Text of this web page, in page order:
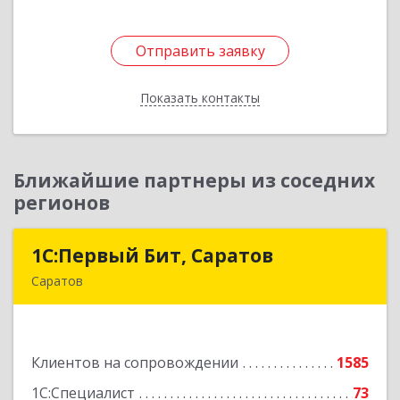
Отправить заявку
Показать контакты
Отправить заявку
Назад
Ближайшие партнеры из соседних
регионов
1С:Первый Бит, Саратов
Саратов
Клиентов на сопровождении
1585
1С:Специалист
73
1С:Первый Бит, Саратов
Подробнее